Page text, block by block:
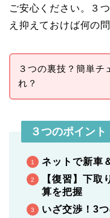
ご安心ください。３
え抑えておけば何の
３つの裏技？簡単チ
れ？
３つのポイント
ネットで新車
【復習】下
算を把握
いざ交渉！3